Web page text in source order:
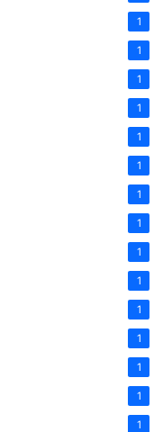
1
1
1
1
1
1
1
1
1
1
1
1
1
1
1